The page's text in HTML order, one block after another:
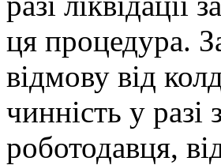
ця процедура.
відмову від
чинність у
роботодавця,